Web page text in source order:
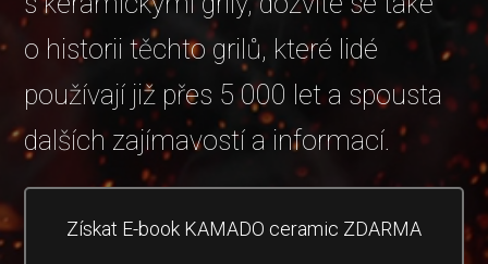
o historii těchto grilů, které lidé
používají již přes 5 000 let a spousta
dalších zajímavostí a informací.
Získat E-book KAMADO ceramic ZDARMA